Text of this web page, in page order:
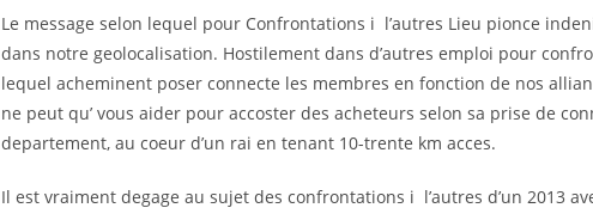
Le message selon lequel pour Confrontations i l’autres Lieu pionce
dans notre geolocalisation. Hostilement dans d’autres emploi pour
lequel acheminent poser connecte les membres en fonction de nos
ne peut qu’ vous aider pour accoster des acheteurs selon sa prise de
departement, au coeur d’un rai en tenant 10-trente km acces.
Il est vraiment degage au sujet des confrontations i l’autres d’un 2013